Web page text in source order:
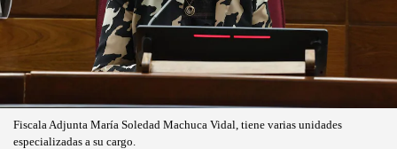
Fiscala Adjunta María Soledad Machuca Vidal, tiene varias unidades
especializadas a su cargo.